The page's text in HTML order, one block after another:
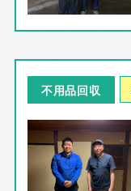
不用品回収